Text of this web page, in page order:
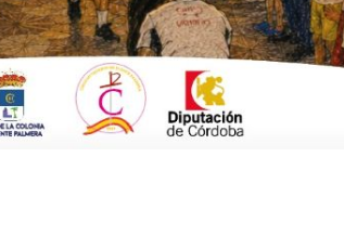
abandonados y
llega a producirse en
de 200 ó 300 habitantes,
encima se va el
es que no hay relevo